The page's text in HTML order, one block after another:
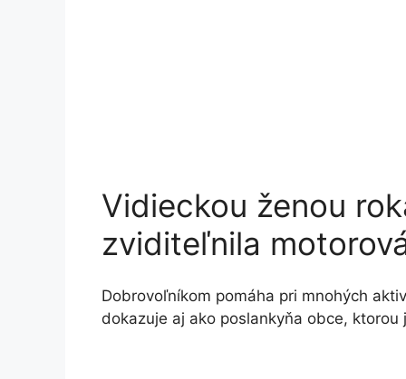
Vidieckou ženou
zviditeľnila
Dobrovoľníkom pomáha pri mnohých
dokazuje aj ako poslankyňa obce,